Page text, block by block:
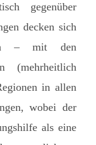
gegenüber
decken sich
– mit den
(mehrheitlich
in allen
wobei der
als eine